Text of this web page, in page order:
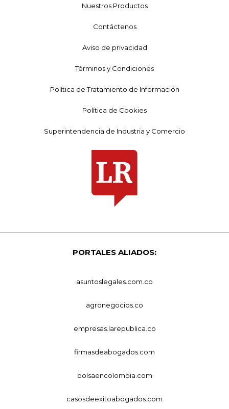
Nuestros Productos
Contáctenos
Aviso de privacidad
Términos y Condiciones
Política de Tratamiento de Información
Política de Cookies
Superintendencia de Industria y Comercio
PORTALES ALIADOS:
asuntoslegales.com.co
agronegocios.co
empresas.larepublica.co
firmasdeabogados.com
bolsaencolombia.com
casosdeexitoabogados.com